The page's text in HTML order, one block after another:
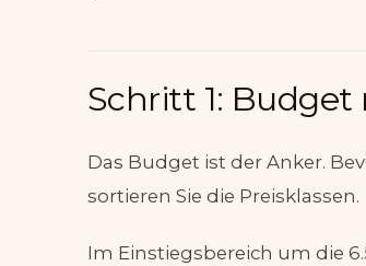
Schritt 1:
Das Budget ist der Anker.
sortieren Sie die Preisklassen.
Im Einstiegsbereich um die